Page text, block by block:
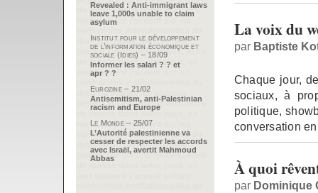
La voix du
par Baptiste
Chaque jour,
sociaux, à
politique,
conversation
À quoi
par Dominique
Revealed : Anti-immigrant laws
leave 1,000s unable to claim
asylum
Institut pour le développement
de l’information économique et
sociale (Idies) – 18/09
Informer les salari ? ? et
apr ? ?
Eurozine – 21/02
Antisemitism, anti-Palestinian
racism and Europe
Le Monde – 25/07
L’Autorité palestinienne va
cesser de respecter les accords
avec Israël, avertit Mahmoud
Abbas